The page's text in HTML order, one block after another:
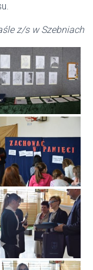
z/s w Szebniach